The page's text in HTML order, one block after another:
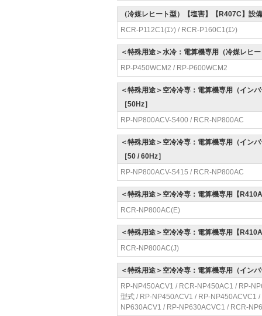
（冷媒レヒート型）【塩害】【R407C】設
RCR-P112C1(ｴﾝ) / RCR-P160C1(ｴﾝ)
＜特殊用途＞水冷：電算機専用（冷媒レヒ
RP-P450WCM2 / RP-P600WCM2
＜特殊用途＞空冷冷専：電算機専用（イン
［50Hz］
RP-NP800ACV-S400 / RCR-NP800AC
＜特殊用途＞空冷冷専：電算機専用（イン
［50 / 60Hz］
RP-NP800ACV-S415 / RCR-NP800AC
＜特殊用途＞空冷冷専：電算機専用【
RCR-NP800AC(E)
＜特殊用途＞空冷冷専：電算機専用【
RCR-NP800AC(J)
＜特殊用途＞空冷冷専：電算機専用（イン
RP-NP450ACV1 / RCR-NP450AC1 / RP-
型式 / RP-NP450ACV1 / RP-NP450ACVC1
NP630ACV1 / RP-NP630ACVC1 / RCR-